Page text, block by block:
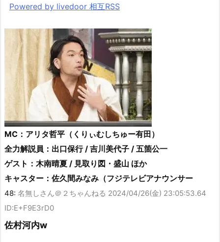
Powered by livedoor 相互RSS
MC：アリタ哲平（くりぃむしちゅー有田）
全力解説員：出口保行 / 吉川美代子 / 五箇公一
ゲスト：木南晴夏 / 見取り図・盛山 ほか
キャスター：佐久間みなみ（フジテレビアナウンサー
48: 名無しさん＠２ちゃんねる 2024/04/26(金) 23:05:53.64
ID:E+F9E3rD0
佐村河内w